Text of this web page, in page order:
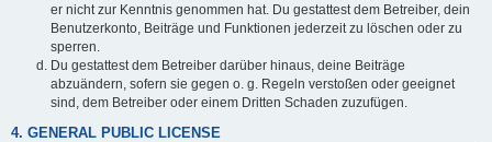
er nicht zur Kenntnis genommen hat. Du gestattest dem Betreiber, dein
Benutzerkonto, Beiträge und Funktionen jederzeit zu löschen oder zu
sperren.
Du gestattest dem Betreiber darüber hinaus, deine Beiträge
abzuändern, sofern sie gegen o. g. Regeln verstoßen oder geeignet
sind, dem Betreiber oder einem Dritten Schaden zuzufügen.
4. GENERAL PUBLIC LICENSE